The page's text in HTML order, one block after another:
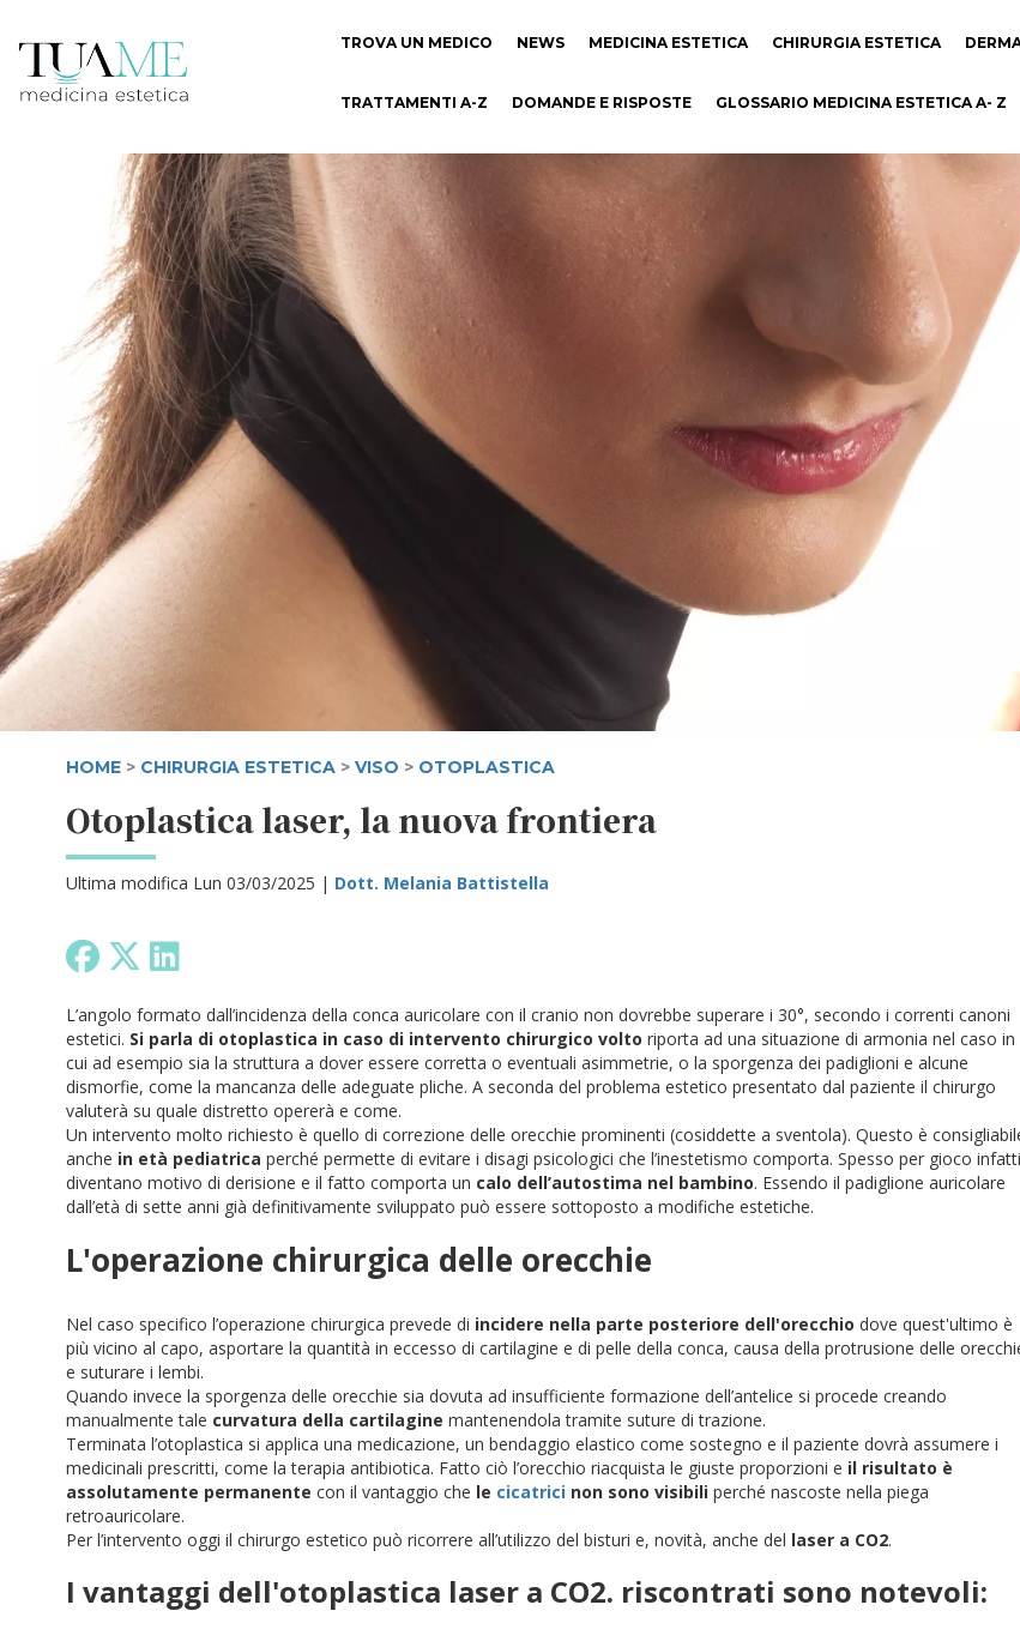
TROVA UN MEDICO NEWS MEDICINA ESTETICA CHIRURGIA ESTETICA
TRATTAMENTI A-Z DOMANDE E RISPOSTE GLOSSARIO MEDICINA ESTETICA A- Z
HOME > CHIRURGIA ESTETICA > VISO > OTOPLASTICA
Otoplastica laser, la nuova frontiera
Ultima modifica Lun 03/03/2025 | Dott. Melania Battistella
L’angolo formato dall’incidenza della conca auricolare con il cranio non dovrebbe superare i 30°, secondo i correnti canoni
estetici. Si parla di otoplastica in caso di intervento chirurgico volto riporta ad una situazione di armonia nel caso in
cui ad esempio sia la struttura a dover essere corretta o eventuali asimmetrie, o la sporgenza dei padiglioni e alcune
dismorfie, come la mancanza delle adeguate pliche. A seconda del problema estetico presentato dal paziente il chirurgo
valuterà su quale distretto opererà e come.
Un intervento molto richiesto è quello di correzione delle orecchie prominenti (cosiddette a sventola). Questo è
anche in età pediatrica perché permette di evitare i disagi psicologici che l’inestetismo comporta. Spesso per gioco infatti
diventano motivo di derisione e il fatto comporta un calo dell’autostima nel bambino. Essendo il padiglione auricolare
dall’età di sette anni già definitivamente sviluppato può essere sottoposto a modifiche estetiche.
L'operazione chirurgica delle orecchie
Nel caso specifico l’operazione chirurgica prevede di incidere nella parte posteriore dell'orecchio dove quest'ultimo è
più vicino al capo, asportare la quantità in eccesso di cartilagine e di pelle della conca, causa della protrusione delle
e suturare i lembi.
Quando invece la sporgenza delle orecchie sia dovuta ad insufficiente formazione dell’antelice si procede creando
manualmente tale curvatura della cartilagine mantenendola tramite suture di trazione.
Terminata l’otoplastica si applica una medicazione, un bendaggio elastico come sostegno e il paziente dovrà assumere i
medicinali prescritti, come la terapia antibiotica. Fatto ciò l’orecchio riacquista le giuste proporzioni e il risultato è
assolutamente permanente con il vantaggio che le cicatrici non sono visibili perché nascoste nella piega
retroauricolare.
Per l’intervento oggi il chirurgo estetico può ricorrere all’utilizzo del bisturi e, novità, anche del laser a CO2.
I vantaggi dell'otoplastica laser a CO2. riscontrati sono notevoli: